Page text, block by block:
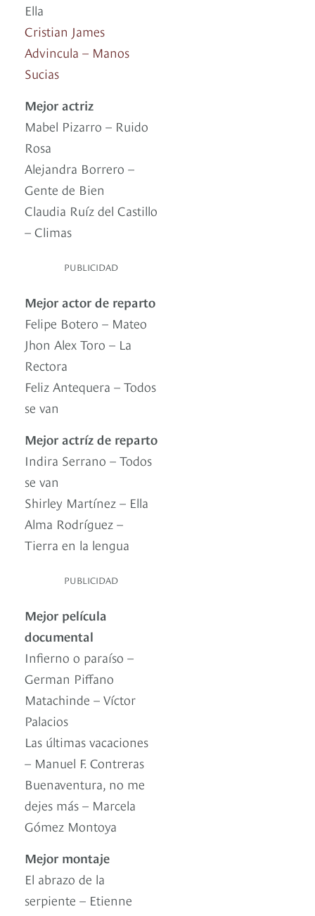
Ella
Cristian James
Advincula – Manos
Sucias
Mejor actriz
Mabel Pizarro – Ruido
Rosa
Alejandra Borrero –
Gente de Bien
Claudia Ruíz del Castillo
– Climas
PUBLICIDAD
Mejor actor de reparto
Felipe Botero – Mateo
Jhon Alex Toro – La
Rectora
Feliz Antequera – Todos
se van
Mejor actríz de reparto
Indira Serrano – Todos
se van
Shirley Martínez – Ella
Alma Rodríguez –
Tierra en la lengua
PUBLICIDAD
Mejor película
documental
Infierno o paraíso –
German Piffano
Matachinde – Víctor
Palacios
Las últimas vacaciones
– Manuel F. Contreras
Buenaventura, no me
dejes más – Marcela
Gómez Montoya
Mejor montaje
El abrazo de la
serpiente – Etienne